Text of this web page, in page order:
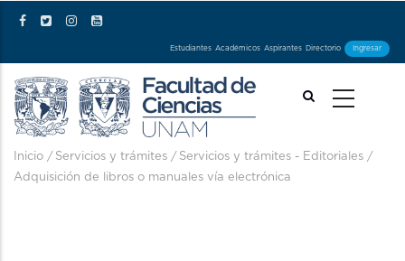
Ingresar
Directorio
Aspirantes
Académicos
Estudiantes
Ruta de navegación
Inicio / Servicios y trámites / Servicios y trámites - Editoriales /
Adquisición de libros o manuales vía electrónica